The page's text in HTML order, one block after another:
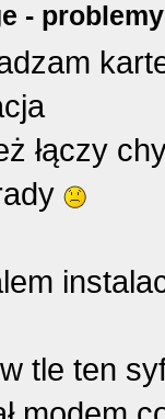
-
łączy
tle ten